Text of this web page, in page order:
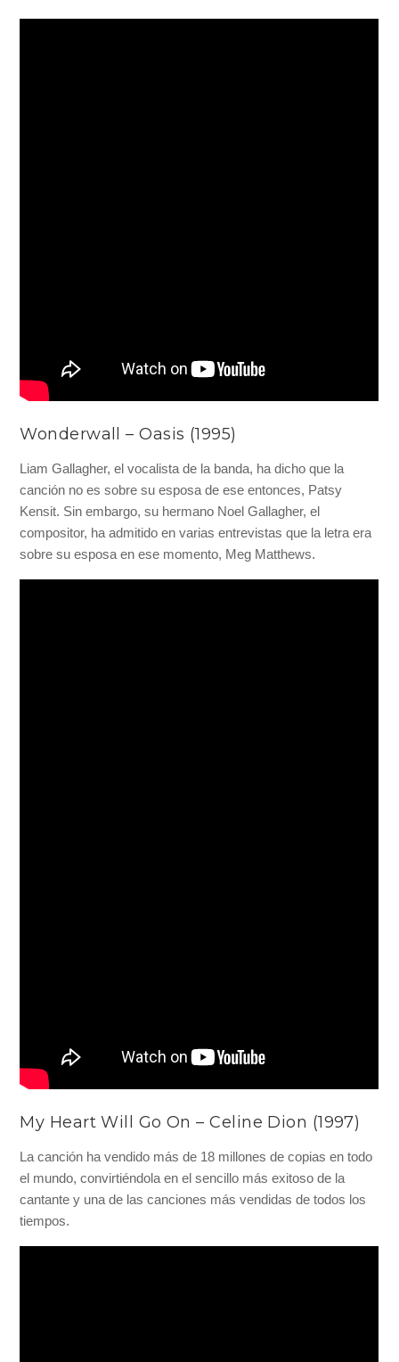
Wonderwall – Oasis (1995)
Liam Gallagher, el vocalista de la banda, ha dicho que la
canción no es sobre su esposa de ese entonces, Patsy
Kensit. Sin embargo, su hermano Noel Gallagher, el
compositor, ha admitido en varias entrevistas que la letra era
sobre su esposa en ese momento, Meg Matthews.
My Heart Will Go On – Celine Dion (1997)
La canción ha vendido más de 18 millones de copias en todo
el mundo, convirtiéndola en el sencillo más exitoso de la
cantante y una de las canciones más vendidas de todos los
tiempos.